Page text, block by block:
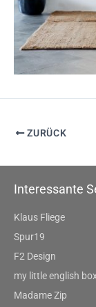
ZURÜCK
Interessante
Klaus Fliege
Spur19
F2 Design
my little english
Madame Zip